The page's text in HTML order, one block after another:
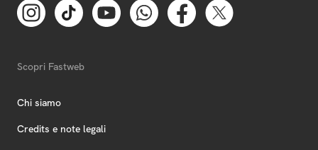
Scopri Fastweb
Chi siamo
Credits e note legali